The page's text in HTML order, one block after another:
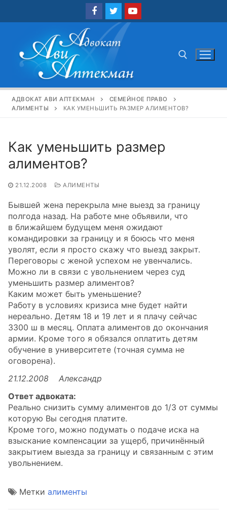
Найти:
АДВОКАТ АВИ АПТЕКМАН
СЕМЕЙНОЕ ПРАВО
АЛИМЕНТЫ
КАК УМЕНЬШИТЬ РАЗМЕР АЛИМЕНТОВ?
Как уменьшить размер
алиментов?
21.12.2008 АЛИМЕНТЫ
Бывшей жена перекрыла мне выезд за границу
полгода назад. На работе мне объявили, что
в ближайшем будущем меня ожидают
командировки за границу и я боюсь что меня
уволят, если я просто скажу что выезд закрыт.
Переговоры с женой успехом не увенчались.
Можно ли в связи с увольнением через суд
уменьшить размер алиментов?
Каким может быть уменьшение?
Работу в условиях кризиса мне будет найти
нереально. Детям 18 и 19 лет и я плачу сейчас
3300 ш в месяц. Оплата алиментов до окончания
армии. Кроме того я обязался оплатить детям
обучение в университете (точная сумма не
оговорена).
21.12.2008 Александр
Ответ адвоката:
Реально снизить сумму алиментов до 1/3 от суммы
которую Вы сегодня платите.
Кроме того, можно подумать о подаче иска на
взыскание компенсации за ущерб, причинённый
закрытием выезда за границу и связанным с этим
увольнением.
Метки алименты